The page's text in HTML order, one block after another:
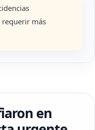
requerir más
en